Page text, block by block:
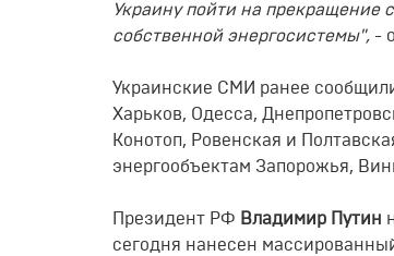
Украину пойти на прекращение
собственной энергосистемы", -
Украинские СМИ ранее
Харьков, Одесса,
Конотоп, Ровенская и
энергообъектам Запорожья,
Президент РФ Владимир Путин
сегодня нанесен